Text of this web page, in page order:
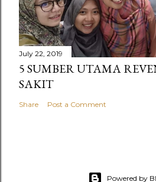
July 22, 2019
5 SUMBER UTAMA
SAKIT
Share Post a Comment
Powered by